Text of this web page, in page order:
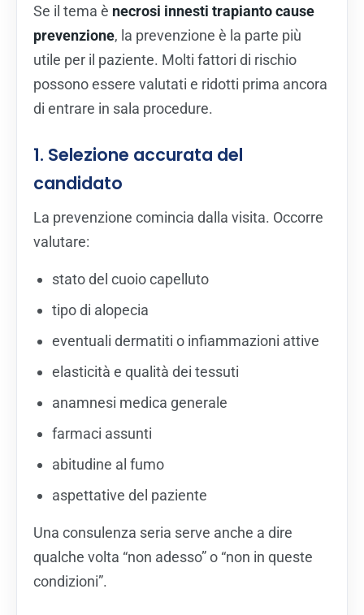
Se il tema è necrosi innesti trapianto cause
prevenzione, la prevenzione è la parte più
utile per il paziente. Molti fattori di rischio
possono essere valutati e ridotti prima ancora
di entrare in sala procedure.
1. Selezione accurata del
candidato
La prevenzione comincia dalla visita. Occorre
valutare:
stato del cuoio capelluto
tipo di alopecia
eventuali dermatiti o infiammazioni attive
elasticità e qualità dei tessuti
anamnesi medica generale
farmaci assunti
abitudine al fumo
aspettative del paziente
Una consulenza seria serve anche a dire
qualche volta “non adesso” o “non in queste
condizioni”.